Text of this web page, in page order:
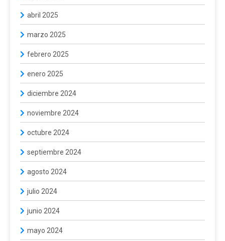
abril 2025
marzo 2025
febrero 2025
enero 2025
diciembre 2024
noviembre 2024
octubre 2024
septiembre 2024
agosto 2024
julio 2024
junio 2024
mayo 2024